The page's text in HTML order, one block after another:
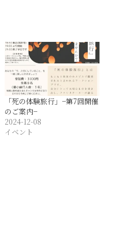
「死の体験旅行」−第7回開催
のご案内−
2024-12-08
イベント